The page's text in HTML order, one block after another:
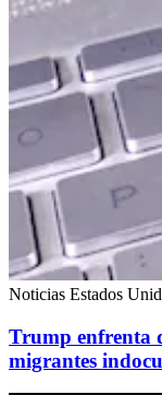
Noticias Estados
Trump enfrenta
migrantes